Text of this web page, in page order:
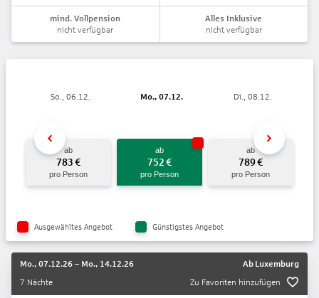
mind. Vollpension
nicht verfügbar
Alles Inklusive
nicht verfügbar
So., 06.12.
ab
783 €
pro Person
Mo., 07.12.
ab
752 €
pro Person
Di., 08.12.
ab
789€
pro Person
Ausgewähltes Angebot Günstigstes Angebot
Mo., 07.12.26 – Mo., 14.12.26 Ab Luxemburg
7 Nächte
Zu Favoriten hinzufügen